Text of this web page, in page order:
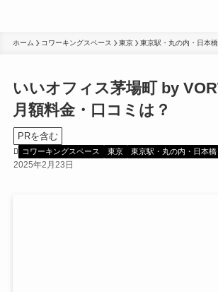
ホーム コワーキングスペース 東京 東京駅・丸の内・日本
いいオフィス茅場町 by
月額料金・口コミは？
PRを含む
コワーキングスペース 東京 東京駅・丸の内・日本
2025年2月23日